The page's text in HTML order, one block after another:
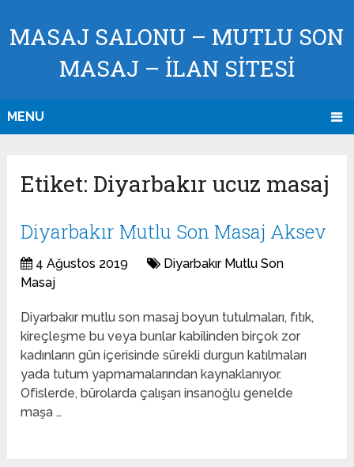
MASAJ SALONU – MUTLU SON
MASAJ – İLAN SİTESİ
MENU
Etiket: Diyarbakır ucuz masaj
Diyarbakır Mutlu Son Masaj Aksev
4 Ağustos 2019
Diyarbakır Mutlu Son
Masaj
Diyarbakır mutlu son masaj boyun tutulmaları, fıtık,
kireçleşme bu veya bunlar kabilinden birçok zor
kadınların gün içerisinde sürekli durgun katılmaları
yada tutum yapmamalarından kaynaklanıyor.
Ofislerde, bürolarda çalışan insanoğlu genelde
maşa …